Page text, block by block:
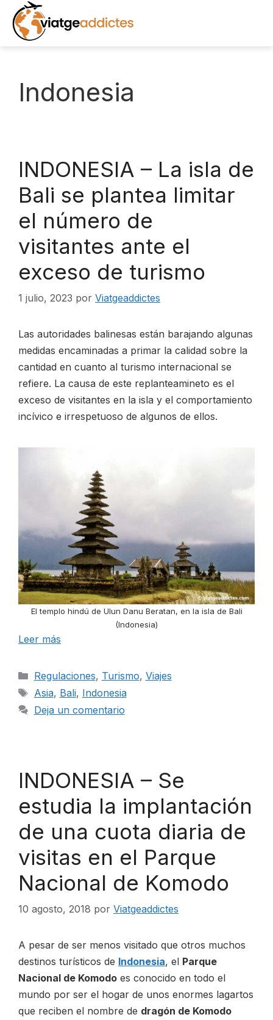
Saltar
contenido
RECURSOS
NOTICIAS
FOTOS
CONTACTO
ESP
Indonesia
INDONESIA – La isla de
Bali se plantea limitar
el número de
visitantes ante el
exceso de turismo
1 julio, 2023 por Viatgeaddictes
Las autoridades balinesas están barajando algunas
medidas encaminadas a primar la calidad sobre la
cantidad en cuanto al turismo internacional se
refiere. La causa de este replanteamineto es el
exceso de visitantes en la isla y el comportamiento
incívico e irrespetuoso de algunos de ellos.
El templo hindú de Ulun Danu Beratan, en la isla de Bali
(Indonesia)
Leer más
Categorías
Regulaciones, Turismo, Viajes
Etiquetas
Asia, Bali, Indonesia
Deja un comentario
INDONESIA – Se
estudia la implantación
de una cuota diaria de
visitas en el Parque
Nacional de Komodo
10 agosto, 2018 por Viatgeaddictes
A pesar de ser menos visitado que otros muchos
destinos turísticos de Indonesia, el Parque
Nacional de Komodo es conocido en todo el
mundo por ser el hogar de unos enormes lagartos
que reciben el nombre de dragón de Komodo